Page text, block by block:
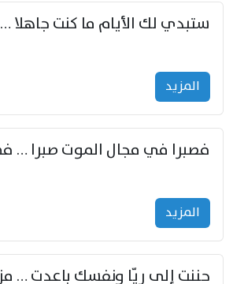
المزید
المزید